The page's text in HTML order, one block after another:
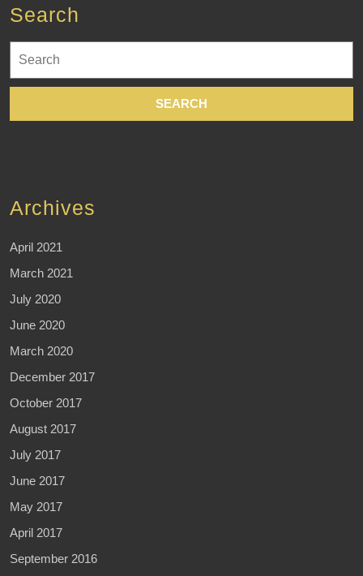
Search
for:
Archives
April 2021
March 2021
July 2020
June 2020
March 2020
December 2017
October 2017
August 2017
July 2017
June 2017
May 2017
April 2017
September 2016